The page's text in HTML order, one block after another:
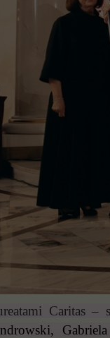
Caritas –